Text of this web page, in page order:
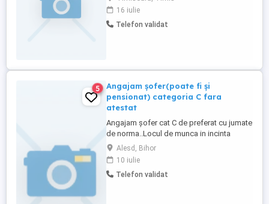
16 iulie
Telefon validat
5
Angajam șofer(poate fi și
pensionat) categoria C fara
atestat
Angajam șofer cat C de preferat cu jumate
de norma..Locul de munca in incinta
HOLCIM Alesd .Nu necesita atestat nici
card tahograf.Se lucrează în ture,
flexibil.Mai multe detalii la telefon.
Alesd, Bihor
10 iulie
Telefon validat